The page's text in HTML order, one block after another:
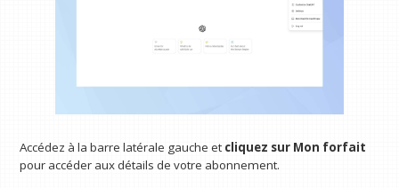
Accédez à la barre latérale gauche et cliquez sur Mon forfait
pour accéder aux détails de votre abonnement.